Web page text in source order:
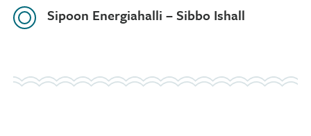
Sipoon Energiahalli – Sibbo Ishall